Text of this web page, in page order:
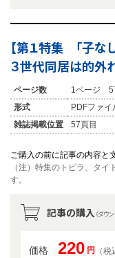
【第１特集 「子な
３世代同居は的外
ページ数
1ページ
形式
PDFファ
雑誌掲載位置
57頁目
ご購入の前に記事の内容と
（注）特集のトビラ、タ
す。
記事の購入 （ダウ
価格 220 円 （税